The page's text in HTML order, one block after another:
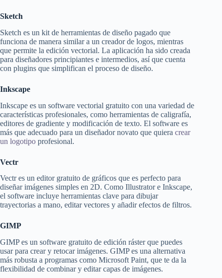
Sketch
Sketch es un kit de herramientas de diseño pagado que
funciona de manera similar a un creador de logos, mientras
que permite la edición vectorial. La aplicación ha sido creada
para diseñadores principiantes e intermedios, así que cuenta
con plugins que simplifican el proceso de diseño.
Inkscape
Inkscape es un software vectorial gratuito con una variedad de
características profesionales, como herramientas de caligrafía,
editores de gradiente y modificación de texto. El software es
más que adecuado para un diseñador novato que quiera crear
un logotipo profesional.
Vectr
Vectr es un editor gratuito de gráficos que es perfecto para
diseñar imágenes simples en 2D. Como Illustrator e Inkscape,
el software incluye herramientas clave para dibujar
trayectorias a mano, editar vectores y añadir efectos de filtros.
GIMP
GIMP es un software gratuito de edición ráster que puedes
usar para crear y retocar imágenes. GIMP es una alternativa
más robusta a programas como Microsoft Paint, que te da la
flexibilidad de combinar y editar capas de imágenes.